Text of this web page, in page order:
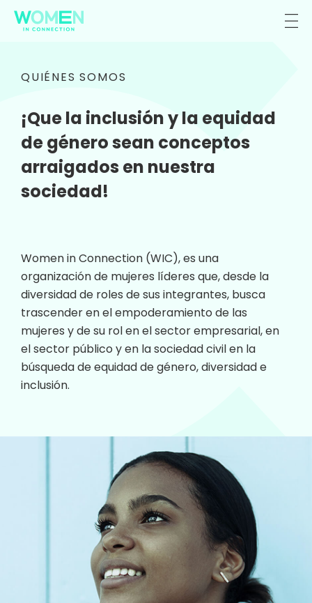
QUIÉNES SOMOS
¡Que la inclusión y la equidad
de género sean conceptos
arraigados en nuestra
sociedad!
Women in Connection (WIC), es una
organización de mujeres líderes que, desde la
diversidad de roles de sus integrantes, busca
trascender en el empoderamiento de las
mujeres y de su rol en el sector empresarial, en
el sector público y en la sociedad civil en la
búsqueda de equidad de género, diversidad e
inclusión.